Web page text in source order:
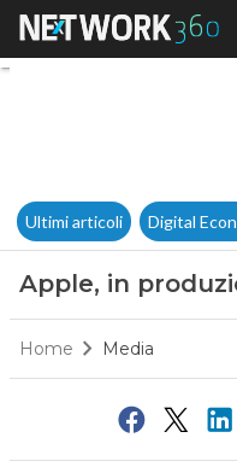
Ultimi articoli Digital
Apple, in
Home Media